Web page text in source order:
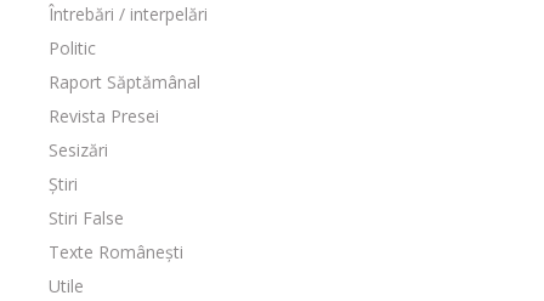
Întrebări / interpelări
Politic
Raport Săptămânal
Revista Presei
Sesizări
Știri
Stiri False
Texte Românești
Utile